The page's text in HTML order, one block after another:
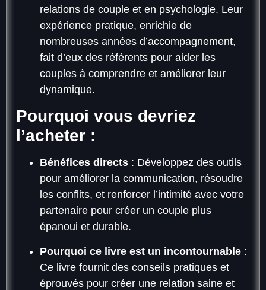
relations de couple et en psychologie. Leur
expérience pratique, enrichie de
nombreuses années d’accompagnement,
fait d’eux des référents pour aider les
couples à comprendre et améliorer leur
dynamique.
Pourquoi vous devriez
l’acheter :
Bénéfices directs : Développez des outils
pour améliorer la communication, résoudre
les conflits, et renforcer l’intimité avec votre
partenaire pour créer un couple plus
épanoui et durable.
Pourquoi ce livre est un incontournable :
Ce livre fournit des conseils pratiques et
éprouvés pour créer une relation saine et